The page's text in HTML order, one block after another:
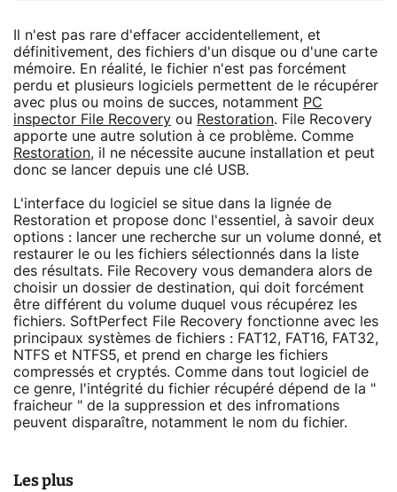
Il n'est pas rare d'effacer accidentellement, et
définitivement, des fichiers d'un disque ou d'une carte
mémoire. En réalité, le fichier n'est pas forcément
perdu et plusieurs logiciels permettent de le récupérer
avec plus ou moins de succes, notamment PC
inspector File Recovery ou Restoration. File Recovery
apporte une autre solution à ce problème. Comme
Restoration, il ne nécessite aucune installation et peut
donc se lancer depuis une clé USB.
L'interface du logiciel se situe dans la lignée de
Restoration et propose donc l'essentiel, à savoir deux
options : lancer une recherche sur un volume donné, et
restaurer le ou les fichiers sélectionnés dans la liste
des résultats. File Recovery vous demandera alors de
choisir un dossier de destination, qui doit forcément
être différent du volume duquel vous récupérez les
fichiers. SoftPerfect File Recovery fonctionne avec les
principaux systèmes de fichiers : FAT12, FAT16, FAT32,
NTFS et NTFS5, et prend en charge les fichiers
compressés et cryptés. Comme dans tout logiciel de
ce genre, l'intégrité du fichier récupéré dépend de la "
fraicheur " de la suppression et des infromations
peuvent disparaître, notamment le nom du fichier.
Les plus